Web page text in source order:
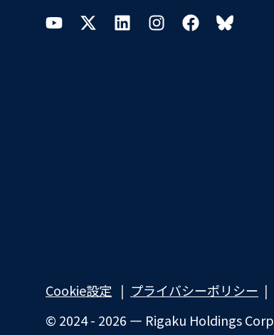
YouTubeTwitterLinkedInInstagramFacebookBluesky
© 2024 - 2026 — Rigaku Holdings
Cookie設定 プライバシーポリシー​